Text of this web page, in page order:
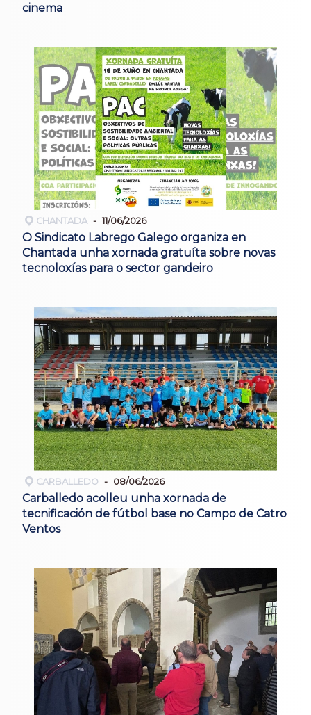
cinema
CHANTADA 11/06/2026
O Sindicato Labrego Galego organiza en
Chantada unha xornada gratuíta sobre novas
tecnoloxías para o sector gandeiro
CARBALLEDO 08/06/2026
Carballedo acolleu unha xornada de
tecnificación de fútbol base no Campo de Catro
Ventos